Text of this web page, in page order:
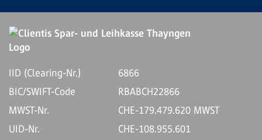
IID (Clearing-Nr.)
6866
BIC/SWIFT-Code
RBABCH22866
MWST-Nr.
CHE-179.479.620 MWST
UID-Nr.
CHE-108.955.601